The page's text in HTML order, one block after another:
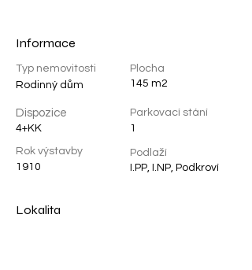
Informace
Typ nemovitosti
Rodinný dům
Dispozice
4+KK
Rok výstavby
1910
Plocha
145 m2
Parkovací stání
1
Podlaží
I.PP, I.NP, Podkroví
Lokalita